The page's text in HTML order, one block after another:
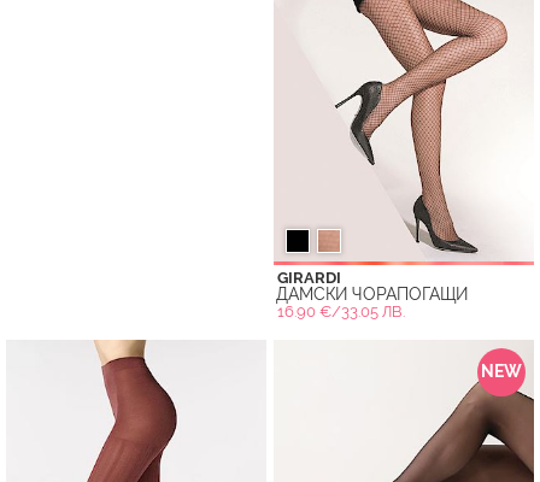
GIRARDI
ДАМСКИ ЧОРАПОГАЩИ
16.90 €/33.05 ЛВ.
NEW